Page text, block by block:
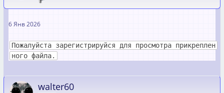
6 Янв 2026
Пожалуйста зарегистрируйся для просмотра прикреплен
ного файла.
walter60